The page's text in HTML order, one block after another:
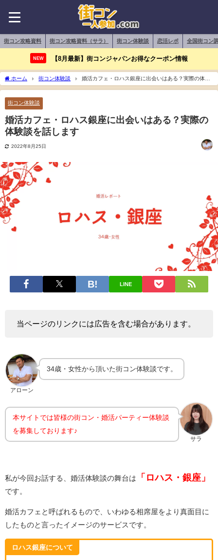
街コン攻略資料 街コン攻略資料（サラ） 街コン体験談 恋活レポ 全国街コン
NEW 【8月最新】街コンジャパンお得なクーポン情報
ホーム 街コン体験談
婚活カフェ・ロハス銀座に出会いはある？実際の体験
談を話します
街コン体験談
婚活カフェ・ロハス銀座に出会いはある？実際の
体験談を話します
2022年8月25日
LINE
当ページのリンクには広告を含む場合があります。
アローン
34歳・女性から頂いた街コン体験談です。
サラ
本サイトでは皆様の街コン・婚活パーティー体験談
を募集しております♪
私が今回お話する、婚活体験談の舞台は 「ロハス・銀座」
です。
婚活カフェと呼ばれるもので、いわゆる相席屋をより真面目に
したものと言ったイメージのサービスです。
ロハス銀座について